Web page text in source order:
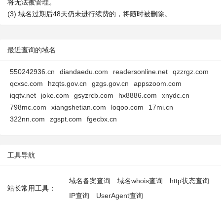
将无法被管理。
(3) 域名过期后48天仍未进行续费的，将随时被删除。
最近查询的域名
550242936.cn diandaedu.com readersonline.net
qzzrgz.com
qcxsc.com
hzqts.gov.cn gzgs.gov.cn
appszoom.com
iqqtv.net
joke.com gsyzrcb.com hx8886.com
xnydc.cn
798mc.com
xiangshetian.com loqoo.com
17mi.cn
322nn.com
zgspt.com fgecbx.cn
工具导航
站长常用工具：
域名备案查询 域名whois查询
http状态查询
IP查询
UserAgent查询